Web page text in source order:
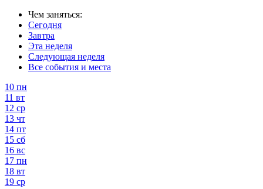
Чем заняться:
Сегодня
Завтра
Эта неделя
Следующая неделя
Все события и места
10 пн
11 вт
12 ср
13 чт
14 пт
15 сб
16 вс
17 пн
18 вт
19 ср